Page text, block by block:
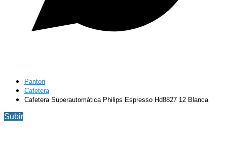
Pantori
Cafetera
Cafetera Superautomática Philips Espresso Hd8827 12 Blanca
Subir